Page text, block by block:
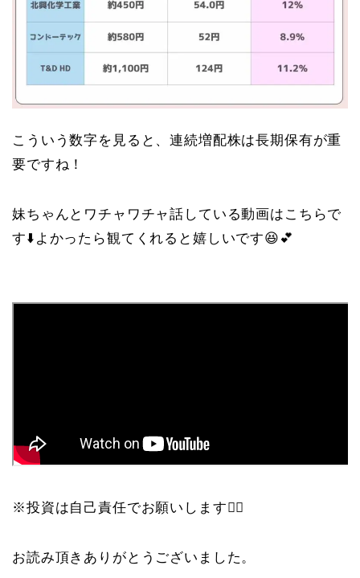
こういう数字を見ると、連続増配株は長期保有が重
要ですね！
妹ちゃんとワチャワチャ話している動画はこちらで
す⬇️よかったら観てくれると嬉しいです😆💕
※投資は自己責任でお願いします🙇‍♀️
お読み頂きありがとうございました。